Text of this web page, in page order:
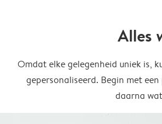
Alles
Omdat elke gelegenheid uniek is,
gepersonaliseerd. Begin met
daarna